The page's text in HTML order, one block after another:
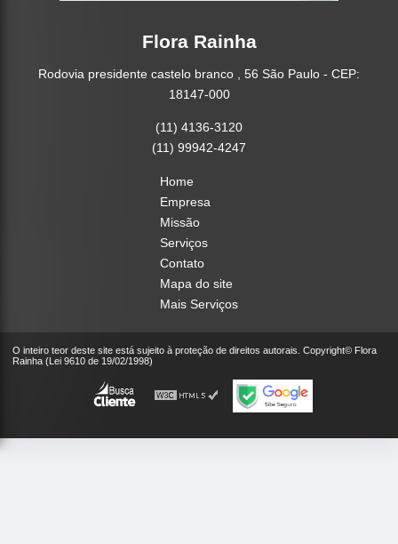
Flora Rainha
Rodovia presidente castelo branco , 56 São Paulo - CEP:
18147-000
(11) 4136-3120
(11) 99942-4247
Home
Empresa
Missão
Serviços
Contato
Mapa do site
Mais Serviços
O inteiro teor deste site está sujeito à proteção de direitos autorais. Copyright© Flora
Rainha (Lei 9610 de 19/02/1998)